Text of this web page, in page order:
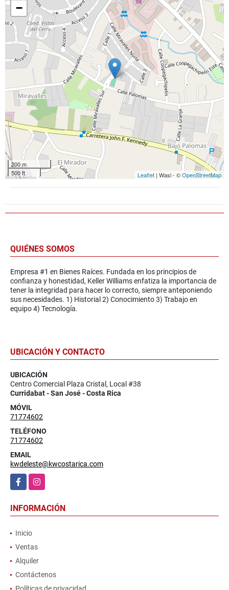
−
200 m
500 ft
Leaflet | Wasi - ©OpenStreetMap
QUIÉNES SOMOS
Empresa #1 en Bienes Raíces. Fundada en los principios de
confianza y honestidad, Keller Williams enfatiza la importancia de
tener la integridad para hacer lo correcto, siempre anteponiendo
sus necesidades. 1) Historial 2) Conocimiento 3) Trabajo en
equipo 4) Tecnología.
UBICACIÓN Y CONTACTO
UBICACIÓN
Centro Comercial Plaza Cristal, Local #38
Curridabat - San José - Costa Rica
MÓVIL
71774602
TELÉFONO
71774602
EMAIL
kwdeleste@kwcostarica.com
FacebookInstagram
INFORMACIÓN
Inicio
Ventas
Alquiler
Contáctenos